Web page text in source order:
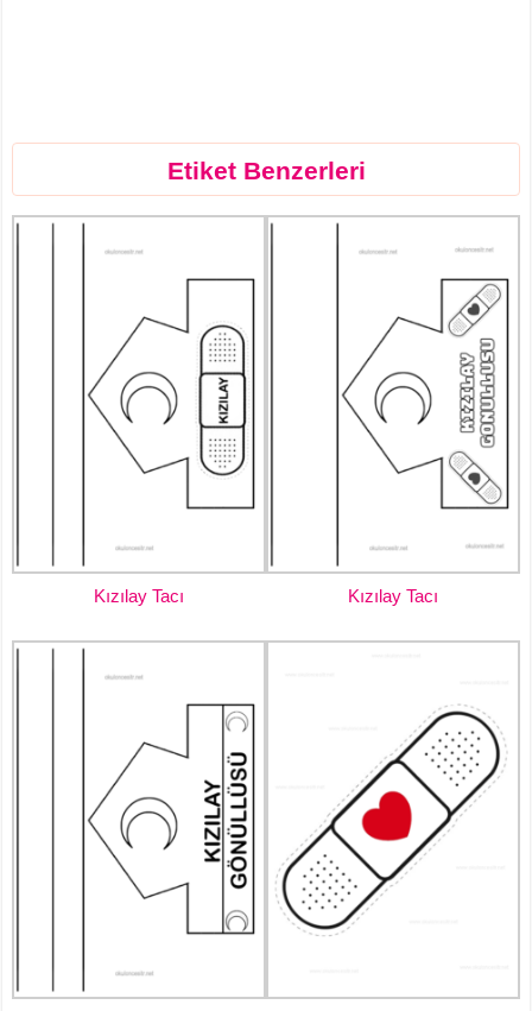
Etiket Benzerleri
Kızılay Tacı Kızılay Tacı